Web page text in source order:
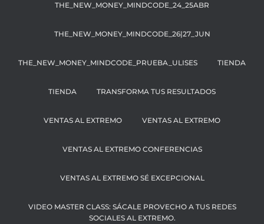
THE_NEW_MONEY_MINDCODE_24_25ABR
THE_NEW_MONEY_MINDCODE_26|27_JUN
THE_NEW_MONEY_MINDCODE_PRUEBA_ULISES TIENDA
TIENDA TRANSFORMA TUS RESULTADOS
VENTAS AL EXTREMO VENTAS AL EXTREMO
VENTAS AL EXTREMO CONFERENCIAS
VENTAS AL EXTREMO SÉ EXCEPCIONAL
VIDEO MASTER CLASS: SÁCALE PROVECHO A TUS REDES
SOCIALES AL EXTREMO.